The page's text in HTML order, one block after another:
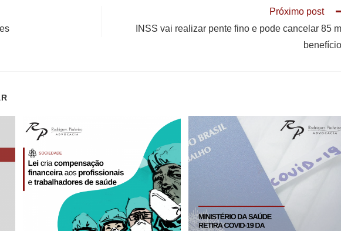
Próximo post
INSS vai realizar pente fino e pode cancelar 85